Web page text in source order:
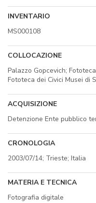
INVENTARIO
MS000108
COLLOCAZIONE
Palazzo Gopcevich;
Fototeca dei Civici Musei di
ACQUISIZIONE
Detenzione Ente pubblico
CRONOLOGIA
2003/07/14; Trieste; Italia
MATERIA E TECNICA
Fotografia digitale